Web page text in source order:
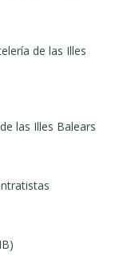
de las Illes
las Illes Balears